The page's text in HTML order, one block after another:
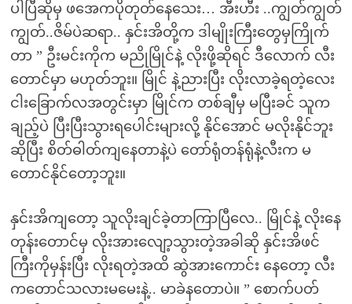
ပါပြီဆိုမှ ဖအေကပိုတုတ်နေသေး… အီးဟီး ..ကျွတ်ကျွတ်
ကျွတ်..ဇိမ်ပဲဆရာ.. နှင်းအိတို့က ဒါမျိုးကြီးတွေမှကြိုက်
တာ ” ဦးမင်းကိုက မညိုမြိုင်နဲ့ လိုးဖို့ဆိုရင် ဒီလောက် လီး
တောင်မှာ မဟုတ်ဘူး။ မြိုင် နဲ့ညားပြီး လိုးလာခဲ့ရတဲ့လေး
ငါးခြောက်လအတွင်းမှာ မြိုင်က တစ်ချီမှ မပြီးခင် သူက
ချည့်ပဲ ပြီးပြီးသွားရပေါင်းများလို့ နိုင်အောင် မလိုးနိုင်ဘူး
ဆိုပြီး စိတ်ဓါတ်ကျနေတာနဲ့ပဲ တော်ရုံတန်ရုံနဲ့လီးက မ
တောင်နိုင်တော့ဘူး။
နှင်းအိကျတော့ သူလိုးချင်ခဲ့တာကြာပြီလေ.. မြိုင်နဲ့ လိုးနေ
တုန်းတောင်မှ လိုးအားလျော့သွားတဲ့အခါဆို နှင်းအိဖင်
ကြီးကိုမှန်းပြီး လိုးရတဲ့အထိ ဆွဲအားကောင်း နေတော့ လီး
ကတောင်သလားမမေးနဲ့.. မာခဲနတောပဲ။ ” စောက်ပတ်